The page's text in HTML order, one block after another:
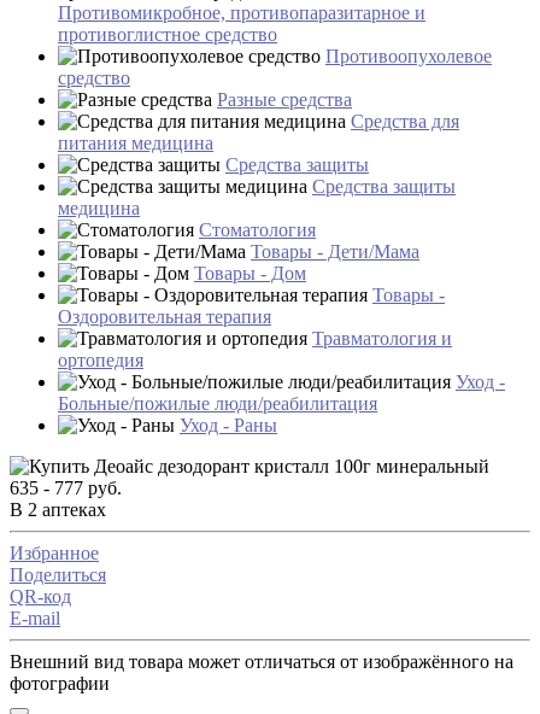
Противомикробное, противопаразитарное и
противоглистное средство
Противоопухолевое
средство
Разные средства
Средства для
питания медицина
Средства защиты
Средства защиты
медицина
Стоматология
Товары - Дети/Мама
Товары - Дом
Товары -
Оздоровительная терапия
Травматология и
ортопедия
Уход -
Больные/пожилые люди/реабилитация
Уход - Раны
635 - 777 руб.
В 2 аптеках
Избранное
Поделиться
QR-код
E-mail
Внешний вид товара может отличаться от изображённого на
фотографии